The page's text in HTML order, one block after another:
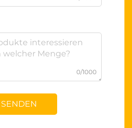
0/1000
SENDEN